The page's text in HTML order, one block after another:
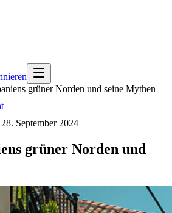
grüner Norden und seine Mythen
28. September 2024
grüner Norden und